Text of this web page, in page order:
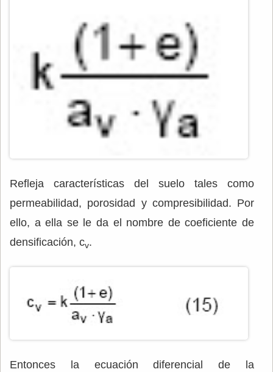
Refleja características del suelo tales como
permeabilidad, porosidad y compresibilidad. Por
ello, a ella se le da el nombre de coeficiente de
densificación, cv.
Entonces la ecuación diferencial de la